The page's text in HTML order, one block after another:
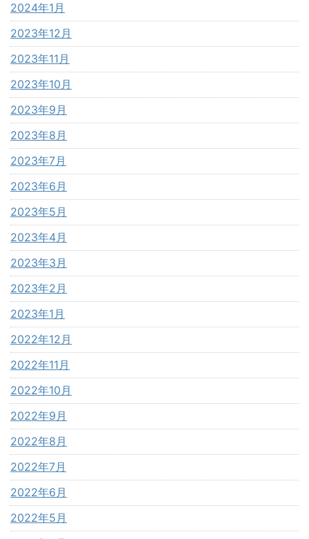
2024年1月
2023年12月
2023年11月
2023年10月
2023年9月
2023年8月
2023年7月
2023年6月
2023年5月
2023年4月
2023年3月
2023年2月
2023年1月
2022年12月
2022年11月
2022年10月
2022年9月
2022年8月
2022年7月
2022年6月
2022年5月